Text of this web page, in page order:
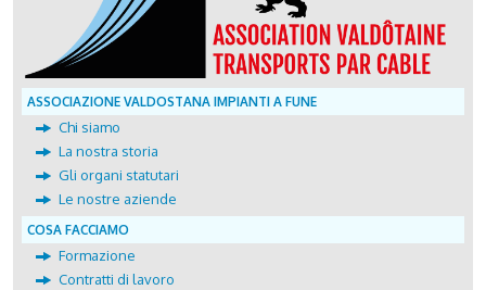
ASSOCIAZIONE VALDOSTANA IMPIANTI A FUNE
Chi siamo
La nostra storia
Gli organi statutari
Le nostre aziende
COSA FACCIAMO
Formazione
Contratti di lavoro